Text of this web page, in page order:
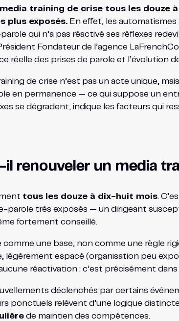
training de crise tous les douze
plus exposés.En effet, les automatismes
qui n’a pas réactivé ses réflexes
Fondateur de l’agence
réelle des prises de parole et l’évolution
de crise n’est pas un acte unique,
en permanence — ce qui suppose un
se dégradent, indique les facteurs qui
renouveler un media
tous les douze à dix-huit mois.
parole très exposés — un dirigeant
fortement conseillé.
une base, non comme une règle
légèrement espacé (organisation peu
réactivation : c’est précisément
déclenchés par certains
ponctuels relèvent d’une logique
de maintien des compétences.